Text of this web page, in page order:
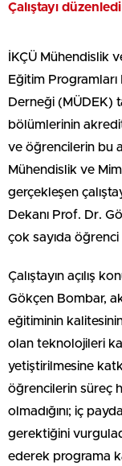
Çalıştayı düzenledi
İKÇÜ Mühendislik
Eğitim
Derneği (MÜDEK)
bölümlerinin
ve öğrencilerin bu
Mühendislik ve
gerçekleşen
Dekanı Prof. Dr.
çok sayıda öğrenci
Çalıştayın açılış
Gökçen Bombar,
eğitiminin
olan teknolojileri
yetiştirilmesine
öğrencilerin süreç
olmadığını; iç
gerektiğini
ederek programa